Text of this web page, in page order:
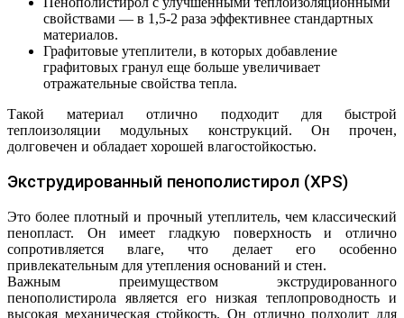
свойствами — в 1,5-2 раза эффективнее стандартных
материалов.
Графитовые утеплители, в которых добавление
графитовых гранул еще больше увеличивает
отражательные свойства тепла.
Такой материал отлично подходит для быстрой
теплоизоляции модульных конструкций. Он прочен,
долговечен и обладает хорошей влагостойкостью.
Экструдированный пенополистирол (XPS)
Это более плотный и прочный утеплитель, чем классический
пенопласт. Он имеет гладкую поверхность и отлично
сопротивляется влаге, что делает его особенно
привлекательным для утепления оснований и стен.
Важным преимуществом экструдированного
пенополистирола является его низкая теплопроводность и
высокая механическая стойкость. Он отлично подходит для